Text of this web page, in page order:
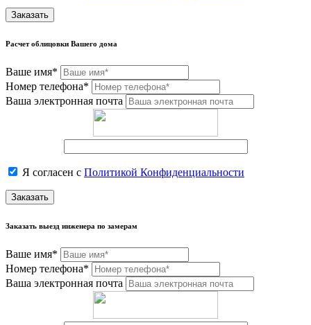
Заказать
Расчет облицовки Вашего дома
Ваше имя*
Номер телефона*
Ваша электронная почта
Я согласен с Политикой Конфиденциальности
Заказать
Заказать выезд инженера по замерам
Ваше имя*
Номер телефона*
Ваша электронная почта